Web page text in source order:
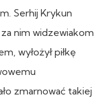
Serhij Krykun
nim widzewiakom
wyłożył piłkę
zmarnować takiej